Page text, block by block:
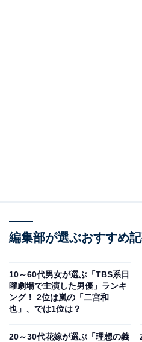
編集部が選ぶおすすめ
10～60代男女が選ぶ「TBS系日
曜劇場で主演した男優」ランキ
ング！ 2位は嵐の「二宮和
也」、では1位は？
20～30代花嫁が選ぶ「理想の義